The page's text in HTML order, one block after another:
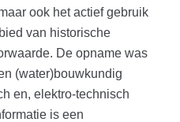
ook het actief gebruik
van historische
De opname was
(water)bouwkundig
en, elektro-technisch
is een